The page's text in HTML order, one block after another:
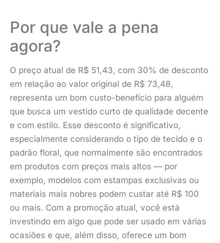
Por que vale a pena
agora?
O preço atual de R$ 51,43, com 30% de desconto
em relação ao valor original de R$ 73,48,
representa um bom custo-benefício para alguém
que busca um vestido curto de qualidade decente
e com estilo. Esse desconto é significativo,
especialmente considerando o tipo de tecido e o
padrão floral, que normalmente são encontrados
em produtos com preços mais altos — por
exemplo, modelos com estampas exclusivas ou
materiais mais nobres podem custar até R$ 100
ou mais. Com a promoção atual, você está
investindo em algo que pode ser usado em várias
ocasiões e que, além disso, oferece um bom